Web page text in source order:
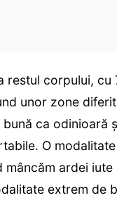
restul corpului, cu
unor zone
ca odinioară
O
ardei iute
extrem de